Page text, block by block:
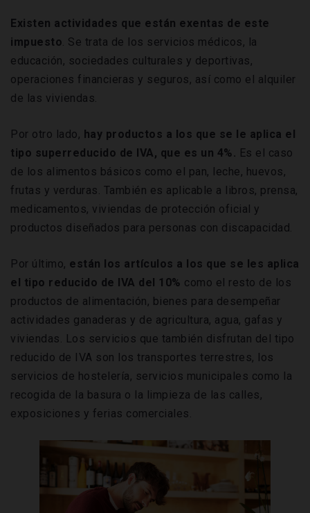
Existen actividades que están exentas de este
impuesto. Se trata de los servicios médicos, la
educación, sociedades culturales y deportivas,
operaciones financieras y seguros, así como el alquiler
de las viviendas.
Por otro lado, hay productos a los que se le aplica el
tipo superreducido de IVA, que es un 4%. Es el caso
de los alimentos básicos como el pan, leche, huevos,
frutas y verduras. También es aplicable a libros, prensa,
medicamentos, viviendas de protección oficial y
productos diseñados para personas con discapacidad.
Por último, están los artículos a los que se les aplica
el tipo reducido de IVA del 10% como el resto de los
productos de alimentación, bienes para desempeñar
actividades ganaderas y de agricultura, agua, gafas y
viviendas. Los servicios que también disfrutan del tipo
reducido de IVA son los transportes terrestres, los
servicios de hostelería, servicios municipales como la
recogida de la basura o la limpieza de las calles,
exposiciones y ferias comerciales.